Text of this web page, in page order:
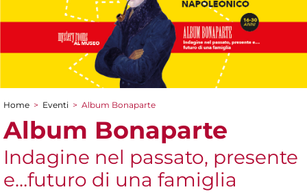
Tu sei qui
Home > Eventi > Album Bonaparte
Album Bonaparte
Indagine nel passato, presente
e…futuro di una famiglia